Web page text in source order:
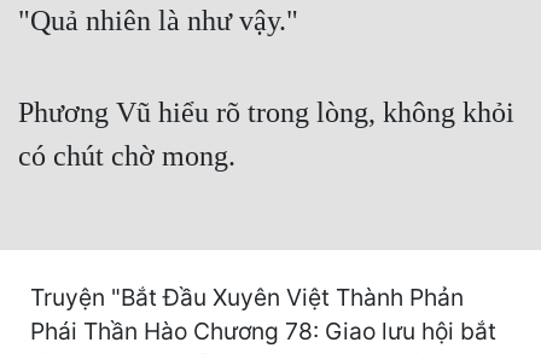
Dị Năng
Gia Đấu
Góc Nhìn Nữ
Huyền Huyễn
Huyền Nghi
"Quả nhiên là như vậy."
Phương Vũ hiểu rõ trong lòng, không khỏi
có chút chờ mong.
Truyện "Bắt Đầu Xuyên Việt Thành Phản
Phái Thần Hào Chương 78: Giao lưu hội bắt